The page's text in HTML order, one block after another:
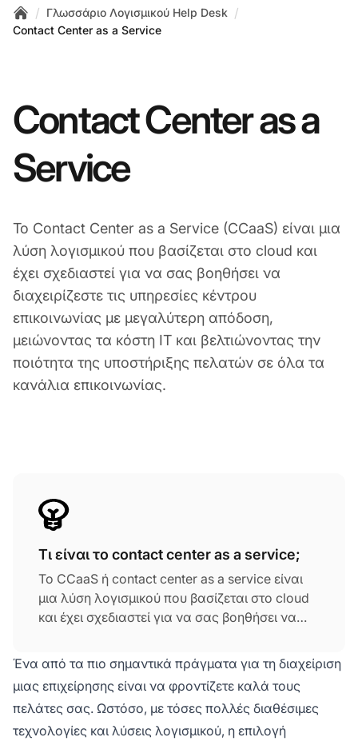
Home
/ Γλωσσάριο Λογισμικού Help Desk /
Contact Center as a Service
Contact Center as a
Service
Το Contact Center as a Service (CCaaS) είναι μια
λύση λογισμικού που βασίζεται στο cloud και
έχει σχεδιαστεί για να σας βοηθήσει να
διαχειρίζεστε τις υπηρεσίες κέντρου
επικοινωνίας με μεγαλύτερη απόδοση,
μειώνοντας τα κόστη IT και βελτιώνοντας την
ποιότητα της υποστήριξης πελατών σε όλα τα
κανάλια επικοινωνίας.
Τι είναι το contact center as a service;
Το CCaaS ή contact center as a service είναι
μια λύση λογισμικού που βασίζεται στο cloud
και έχει σχεδιαστεί για να σας βοηθήσει να
επικοινωνίας με μεγαλύτερη απόδοση. Οι
εταιρείες που παρέχουν CCaaS προσφέρουν
πλήρη υποστήριξη και συντήρηση όλης της
τεχνολογίας κέντρου επικοινωνίας για να
βελτιώσουν την ποιότητα της υποστήριξης
Ένα από τα πιο σημαντικά πράγματα για τη διαχείριση
μιας επιχείρησης είναι να φροντίζετε καλά τους
πελάτες σας. Ωστόσο, με τόσες πολλές διαθέσιμες
τεχνολογίες και λύσεις λογισμικού, η επιλογή